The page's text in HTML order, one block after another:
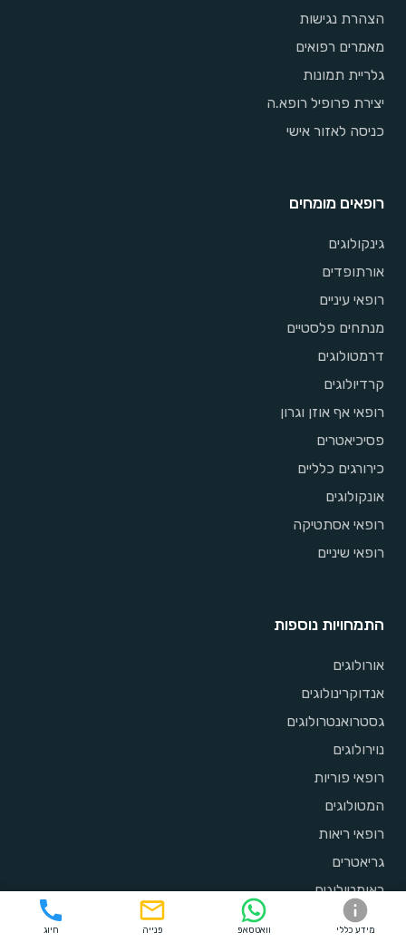
הצהרת נגישות
מאמרים רפואים
גלריית תמונות
יצירת פרופיל רופא.ה
כניסה לאזור אישי
רופאים מומחים
גינקולוגים
אורתופדים
רופאי עיניים
מנתחים פלסטיים
דרמטולוגים
קרדיולוגים
רופאי אף אוזן וגרון
פסיכיאטרים
כירורגים כלליים
אונקולוגים
רופאי אסתטיקה
רופאי שיניים
התמחויות נוספות
אורולוגים
אנדוקרינולוגים
גסטרואנטרולוגים
נוירולוגים
רופאי פוריות
המטולוגים
רופאי ריאות
גריאטרים
ראומטולוגים
מנתחי כלי דם
מידע כללי וואטסאפ פנייה חיוג